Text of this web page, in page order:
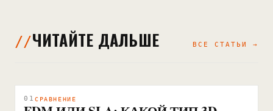
ЧИТАЙТЕ ДАЛЬШЕ ВСЕ СТАТЬИ →
01 СРАВНЕНИЕ